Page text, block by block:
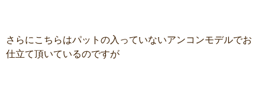
さらにこちらはパットの入っていないアンコンモデルでお
仕立て頂いているのですが